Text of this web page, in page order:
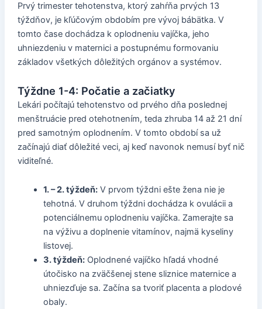
Prvý trimester tehotenstva, ktorý zahŕňa prvých 13
týždňov, je kľúčovým obdobím pre vývoj bábätka. V
tomto čase dochádza k oplodneniu vajíčka, jeho
uhniezdeniu v maternici a postupnému formovaniu
základov všetkých dôležitých orgánov a systémov.
Týždne 1-4: Počatie a začiatky
Lekári počítajú tehotenstvo od prvého dňa poslednej
menštruácie pred otehotnením, teda zhruba 14 až 21 dní
pred samotným oplodnením. V tomto období sa už
začínajú diať dôležité veci, aj keď navonok nemusí byť nič
viditeľné.
1. – 2. týždeň:V prvom týždni ešte žena nie je
tehotná. V druhom týždni dochádza k ovulácii a
potenciálnemu oplodneniu vajíčka. Zamerajte sa
na výživu a doplnenie vitamínov, najmä kyseliny
listovej.
3. týždeň:Oplodnené vajíčko hľadá vhodné
útočisko na zväčšenej stene sliznice maternice a
uhniezďuje sa. Začína sa tvoriť placenta a plodové
obaly.